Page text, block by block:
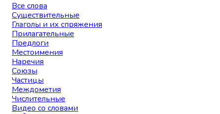
Все слова
Существительные
Глаголы и их спряжения
Прилагательные
Предлоги
Местоимения
Наречия
Союзы
Частицы
Междометия
Числительные
Видео со словами